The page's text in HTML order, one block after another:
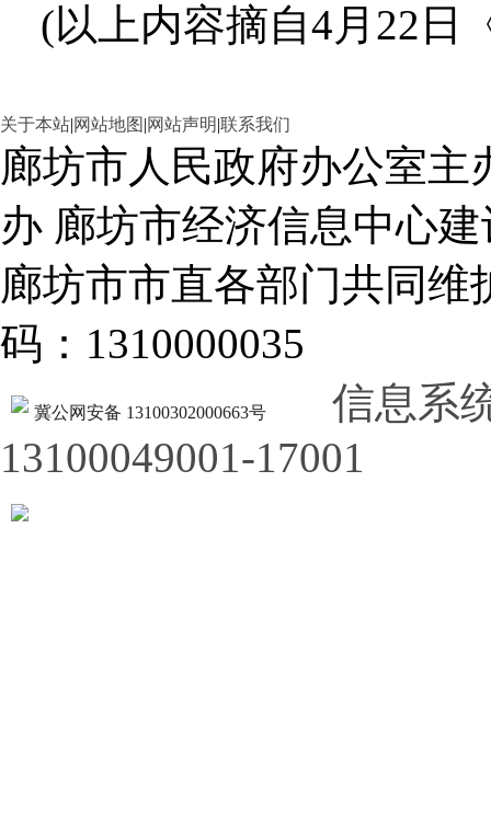
(以上内容摘自4月22日
关于本站|网站地图 |网站声明|联系我们
廊坊市人民政府办公室
办 廊坊市经济信息中心建
廊坊市市直各部门共同
码：1310000035
冀公网安备 13100302000663号
信息系
13100049001-17001